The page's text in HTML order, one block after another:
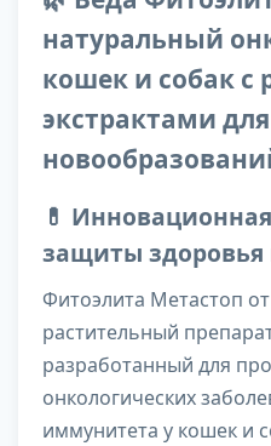
натуральный
кошек и собак с
экстрактами
💊
защиты
Фитоэлита Метастоп
растительный
разработанный для
онкологических
иммунитета у кошек и